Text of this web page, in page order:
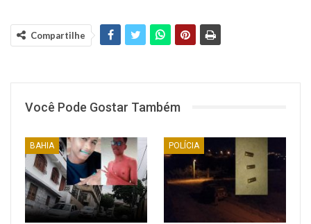
Compartilhe
Você Pode Gostar Também
BAHIA POLÍCIA